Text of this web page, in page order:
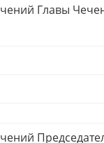
Главы